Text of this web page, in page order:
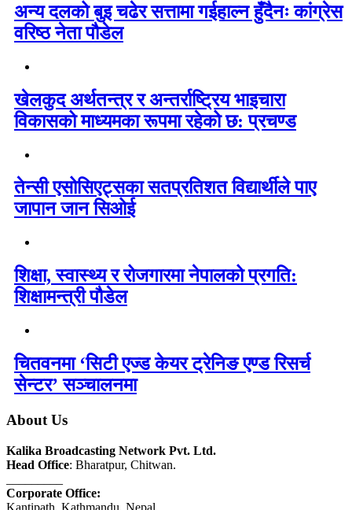
अन्य दलको बुइ चढेर सत्तामा गईहाल्न हुँदैनः कांग्रेस
वरिष्ठ नेता पौडेल
खेलकुद अर्थतन्त्र र अन्तर्राष्ट्रिय भाइचारा
विकासको माध्यमका रूपमा रहेको छ: प्रचण्ड
तेन्सी एसोसिएट्सका सतप्रतिशत विद्यार्थीले पाए
जापान जान सिओई
शिक्षा, स्वास्थ्य र रोजगारमा नेपालको प्रगति:
शिक्षामन्त्री पौडेल
चितवनमा ‘सिटी एज्ड केयर ट्रेनिङ एण्ड रिसर्च
सेन्टर’ सञ्चालनमा
About Us
Kalika Broadcasting Network Pvt. Ltd.
Head Office: Bharatpur, Chitwan.
Corporate Office:
Kantipath, Kathmandu, Nepal.